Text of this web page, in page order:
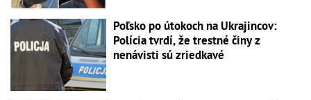
Poľsko po útokoch na Ukrajincov:
Polícia tvrdí, že trestné činy z
nenávisti sú zriedkavé